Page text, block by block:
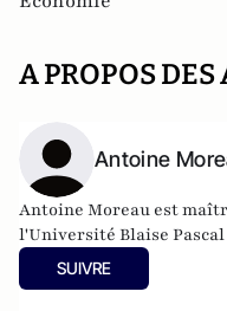
A PROPOS DES
Antoine
Antoine Moreau est
l'Université Blaise
SUIVRE